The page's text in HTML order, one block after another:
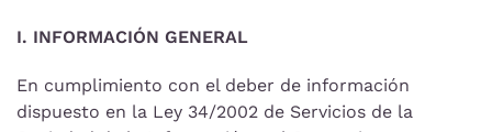
I. INFORMACIÓN GENERAL
En cumplimiento con el deber de información
dispuesto en la Ley 34/2002 de Servicios de la